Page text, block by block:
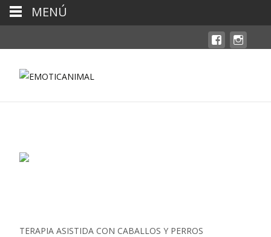
TERAPIA ASISTIDA CON CABALLOS Y PERROS
MENÚ